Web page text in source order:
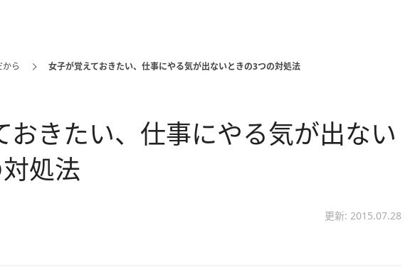
から 女子が覚えておきたい、仕事にやる気が出ないときの3つの対処法
おきたい、仕事にやる気が出ない
処法
更新: 2015.07.28